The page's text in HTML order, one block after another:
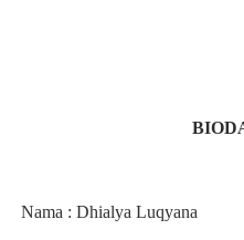
Nama : Dhialya Luqyana